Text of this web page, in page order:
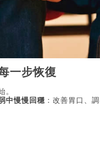
一步恢復
。
中慢慢回穩 ：改善胃口、